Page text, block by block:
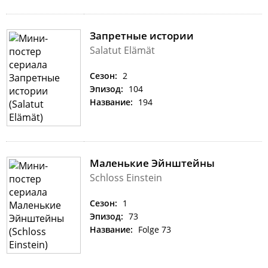
Запретные истории
Salatut Elämät
Сезон: 2
Эпизод: 104
Название: 194
Маленькие Эйнштейны
Schloss Einstein
Сезон: 1
Эпизод: 73
Название: Folge 73